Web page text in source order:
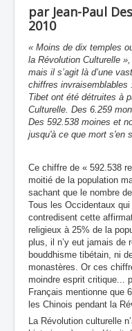
par Jean-Paul
2010
« Moins de dix temples
la Révolution Culturelle
mais il s’agit là d’une
chiffres invraisemblables
Tibet ont été détruites à
Culturelle. Des 6.259
Des 592.538 moines et
jusqu'à ce que mort s'en
Ce chiffre de « 592.538
moitié de la population
sachant que le nombre
Tous les Occidentaux
contredisent cette
religieux à 25% de la
plus, il n’y eut jamais de
bouddhisme tibétain, ni
monastères. Or ces
moindre esprit critique...
Français mentionne que
les Chinois pendant la
La Révolution culturelle